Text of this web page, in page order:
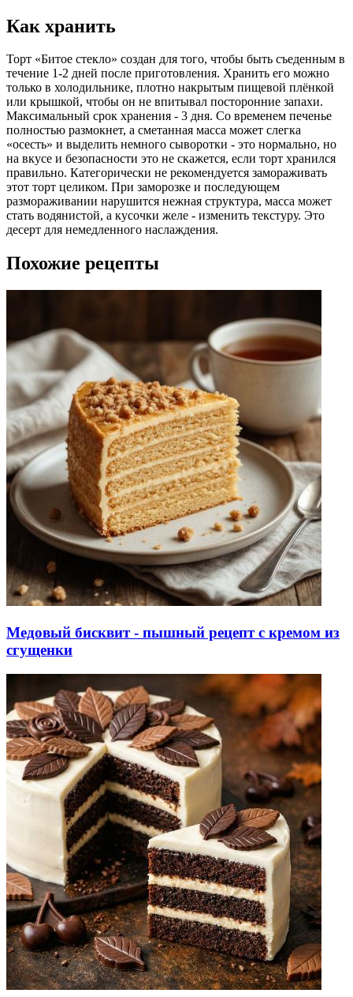
Как хранить
Торт «Битое стекло» создан для того, чтобы быть съеденным в
течение 1-2 дней после приготовления. Хранить его можно
только в холодильнике, плотно накрытым пищевой плёнкой
или крышкой, чтобы он не впитывал посторонние запахи.
Максимальный срок хранения - 3 дня. Со временем печенье
полностью размокнет, а сметанная масса может слегка
«осесть» и выделить немного сыворотки - это нормально, но
на вкусе и безопасности это не скажется, если торт хранился
правильно. Категорически не рекомендуется замораживать
этот торт целиком. При заморозке и последующем
размораживании нарушится нежная структура, масса может
стать водянистой, а кусочки желе - изменить текстуру. Это
десерт для немедленного наслаждения.
Похожие рецепты
Медовый бисквит - пышный рецепт с кремом из
сгущенки